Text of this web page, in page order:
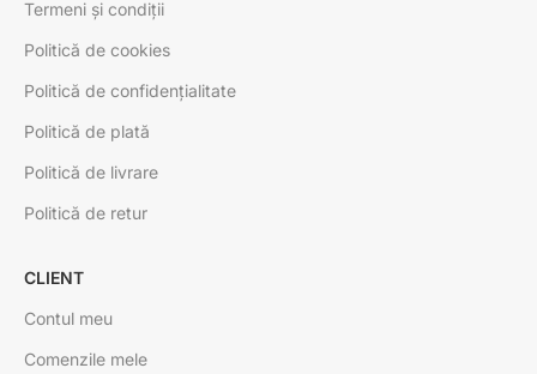
Termeni și condiții
Politică de cookies
Politică de confidențialitate
Politică de plată
Politică de livrare
Politică de retur
CLIENT
Contul meu
Comenzile mele